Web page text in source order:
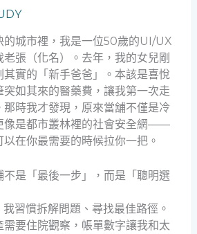
的城市裡，我是一位50歲的UI/UX
張（化名）。去年，我的女兒剛
實的「新手爸爸」。本該是喜悅
如其來的醫藥費，讓我第一次走
時我才發現，原來當舖不僅是冷
像是都市叢林裡的社會安全網——
在你最需要的時候拉你一把。
是「最後一步」，而是「聰明選
習慣拆解問題、尋找最佳路徑。
要住院觀察，帳單數字讓我和太